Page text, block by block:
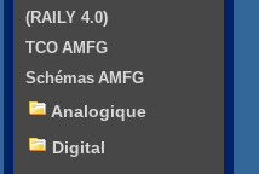
(RAILY 4.0)
TCO AMFG
Schémas AMFG
Analogique
Digital